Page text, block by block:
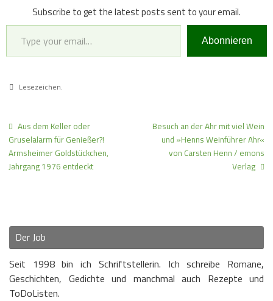
Subscribe to get the latest posts sent to your email.
Type your email…
Abonnieren
Lesezeichen.
Aus dem Keller oder
Gruselalarm für Genießer?!
Armsheimer Goldstückchen,
Jahrgang 1976 entdeckt
Besuch an der Ahr mit viel Wein
und »Henns Weinführer Ahr«
von Carsten Henn / emons
Verlag
Der Job
Seit 1998 bin ich Schriftstellerin. Ich schreibe Romane,
Geschichten, Gedichte und manchmal auch Rezepte und
ToDoListen.